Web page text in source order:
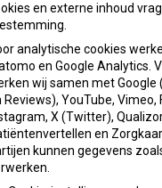
en externe inhoud
analytische cookies
en Google Analytics.
wij samen met Google
Reviews), YouTube, Vimeo,
X (Twitter),
en
kunnen gegevens